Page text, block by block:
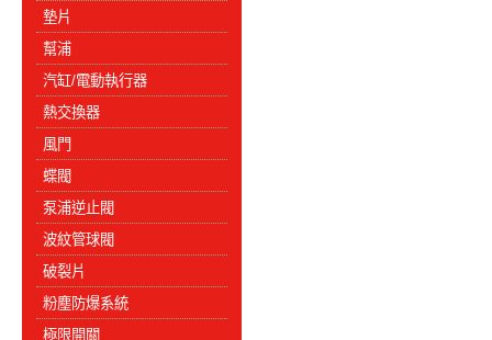
墊片
幫浦
汽缸/電動執行器
熱交換器
風門
蝶閥
泵浦逆止閥
波紋管球閥
破裂片
粉塵防爆系統
極限開關